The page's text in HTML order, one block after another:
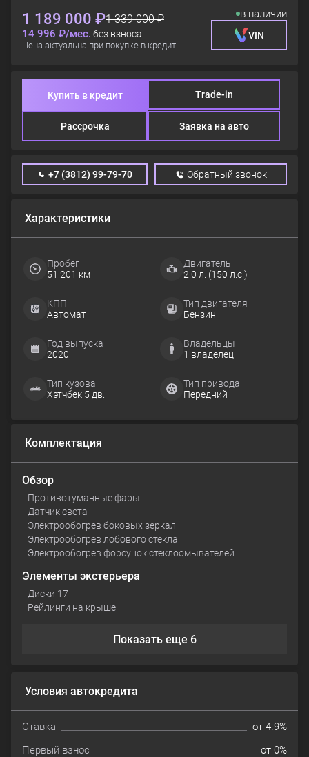
Характеристики
Пробег
51 201 км
Двигатель
2.0 л. (150 л.с.)
КПП
Автомат
Тип двигателя
Бензин
Год выпуска
2020
Владельцы
1 владелец
Тип кузова
Хэтчбек 5 дв.
Тип привода
Передний
1 189 000 ₽1 339 000 ₽
14 996 ₽/мес. без взноса
Цена актуальна при покупке в кредит
в наличии
VIN
Купить в кредит Trade-in
Рассрочка Заявка на авто
+7 (3812) 99-79-70 Обратный звонок
Комплектация
Обзор
Противотуманные фары
Датчик света
Электрообогрев боковых зеркал
Электрообогрев лобового стекла
Электрообогрев форсунок стеклоомывателей
Элементы экстерьера
Диски 17
Рейлинги на крыше
Показать еще 6
Условия автокредита
Ставка
от 4.9%
Первый взнос
от 0%